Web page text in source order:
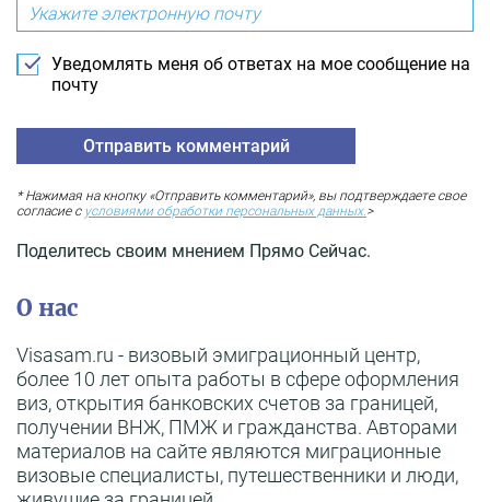
Уведомлять меня об ответах на мое сообщение на
почту
* Нажимая на кнопку «Отправить комментарий», вы подтверждаете свое
согласие с условиями обработки персональных данных.>
Поделитесь своим мнением Прямо Сейчас.
О нас
Visasam.ru - визовый эмиграционный центр,
более 10 лет опыта работы в сфере оформления
виз, открытия банковских счетов за границей,
получении ВНЖ, ПМЖ и гражданства. Авторами
материалов на сайте являются миграционные
визовые специалисты, путешественники и люди,